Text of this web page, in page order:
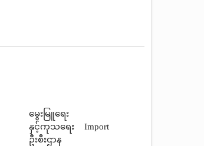
မွေးမြူရေး
နှင့်ကုသရေး
ဦးစီးဌာန
Import